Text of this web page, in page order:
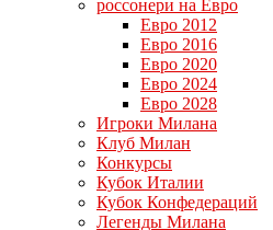
россонери на Евро
Евро 2012
Евро 2016
Евро 2020
Евро 2024
Евро 2028
Игроки Милана
Клуб Милан
Конкурсы
Кубок Италии
Кубок Конфедераций
Легенды Милана